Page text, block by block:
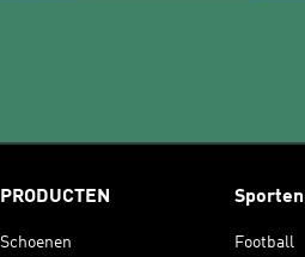
PRODUCTEN
Schoenen
Sporten
Football